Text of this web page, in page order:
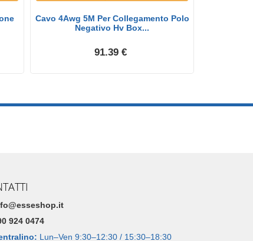
Cavo 4Awg 5M Per Collegamento Polo
Negativo Hv Box...
91.39 €
924 0474
Lun–Ven 9:30–12:30 / 15:30–18:30